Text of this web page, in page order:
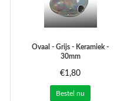
Ovaal - Grijs - Keramiek -
30mm
€1,80
Bestel nu